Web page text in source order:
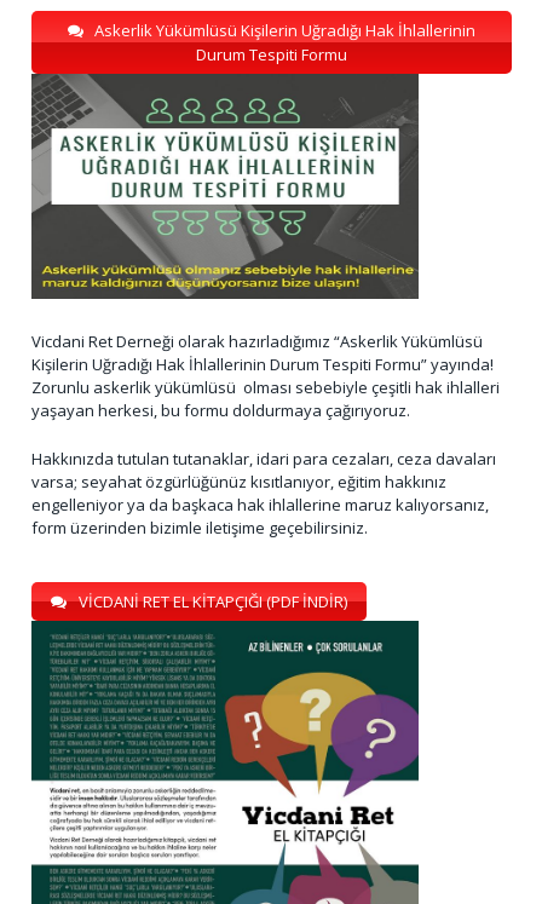
Askerlik Yükümlüsü Kişilerin Uğradığı Hak İhlallerinin
Durum Tespiti Formu
Vicdani Ret Derneği olarak hazırladığımız “Askerlik Yükümlüsü
Kişilerin Uğradığı Hak İhlallerinin Durum Tespiti Formu” yayında!
Zorunlu askerlik yükümlüsü olması sebebiyle çeşitli hak ihlalleri
yaşayan herkesi, bu formu doldurmaya çağırıyoruz.
Hakkınızda tutulan tutanaklar, idari para cezaları, ceza davaları
varsa; seyahat özgürlüğünüz kısıtlanıyor, eğitim hakkınız
engelleniyor ya da başkaca hak ihlallerine maruz kalıyorsanız,
form üzerinden bizimle iletişime geçebilirsiniz.
VİCDANİ RET EL KİTAPÇIĞI (PDF İNDİR)